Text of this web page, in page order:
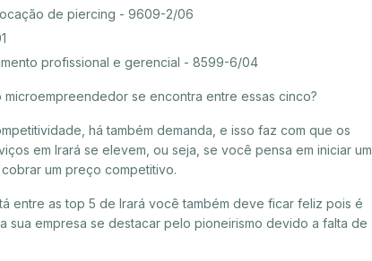
de piercing - 9609-2/06
profissional e gerencial - 8599-6/04
microempreendedor se encontra entre essas cinco?
há também demanda, e isso faz com que os
em Irará se elevem, ou seja, se você pensa em iniciar um
um preço competitivo.
entre as top 5 de Irará você também deve ficar feliz pois é
sua empresa se destacar pelo pioneirismo devido a falta de